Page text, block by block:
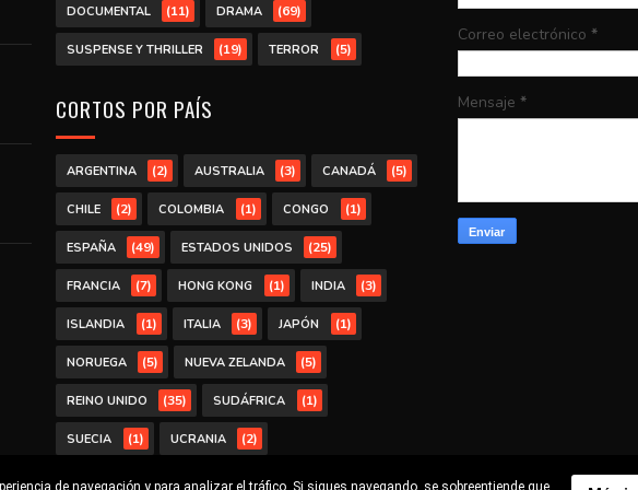
DOCUMENTAL (11) DRAMA (69)
SUSPENSE Y THRILLER (19) TERROR (5)
CORTOS POR PAÍS
ARGENTINA (2) AUSTRALIA (3) CANADÁ (5)
CHILE (2) COLOMBIA (1) CONGO (1)
ESPAÑA (49) ESTADOS UNIDOS (25)
FRANCIA (7) HONG KONG (1) INDIA (3)
ISLANDIA (1) ITALIA (3) JAPÓN (1)
NORUEGA (5) NUEVA ZELANDA (5)
REINO UNIDO (35) SUDÁFRICA (1)
SUECIA (1) UCRANIA (2)
Correo electrónico *
Mensaje *